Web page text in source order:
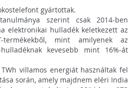
gyártottak.
szerint csak 2014-ben
elektronikai hulladék keletkezett az
mint amilyenek az
kevesebb mint 16%-át
villamos energiát használtak fel
során, amely majdnem eléri India